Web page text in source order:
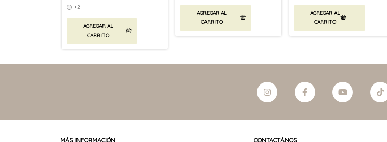
+2
AGREGAR AL
CARRITO
AGREGAR AL
CARRITO
MÁS INFORMACIÓN CONTACTÁNOS